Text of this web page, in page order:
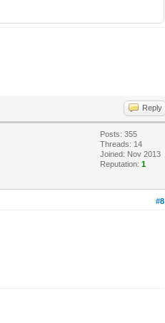
Reply
Posts: 355
Threads: 14
Joined: Nov 2013
Reputation:1
#8